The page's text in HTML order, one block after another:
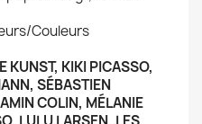
Couleurs
KUNST, KIKI PICASSO,
SÉBASTIEN
COLIN, MÉLANIE